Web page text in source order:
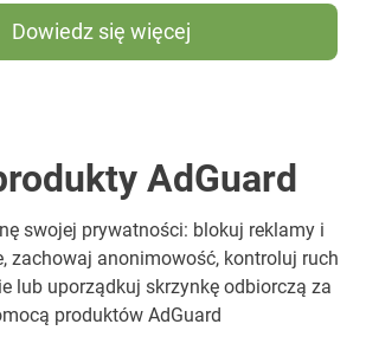
Dowiedz się więcej
AdGuard
swojej prywatności: blokuj reklamy i
zachowaj anonimowość, kontroluj ruch
lub uporządkuj skrzynkę odbiorczą za
produktów AdGuard